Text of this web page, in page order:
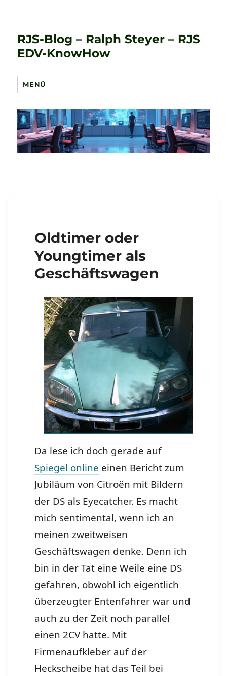
RJS-Blog – Ralph Steyer – RJS
EDV-KnowHow
MENÜ
Oldtimer oder
Youngtimer als
Geschäftswagen
Da lese ich doch gerade auf
Spiegel online einen Bericht zum
Jubiläum von Citroën mit Bildern
der DS als Eyecatcher. Es macht
mich sentimental, wenn ich an
meinen zweitweisen
Geschäftswagen denke. Denn ich
bin in der Tat eine Weile eine DS
gefahren, obwohl ich eigentlich
überzeugter Entenfahrer war und
auch zu der Zeit noch parallel
einen 2CV hatte. Mit
Firmenaufkleber auf der
Heckscheibe hat das Teil bei